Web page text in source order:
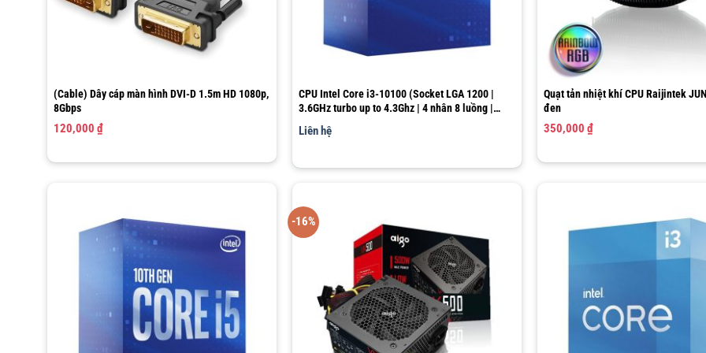
(Cable) Dây cáp màn hình DVI-D 1.5m HD 1080p,
8Gbps
120,000₫
CPU Intel Core i3-10100 (Socket LGA 1200 |
3.6GHz turbo up to 4.3Ghz | 4 nhân 8 luồng |
6MB Cache)
Liên hệ
Quạt tản nhiệt khí CPU Raijintek
đen
350,000 ₫
-16%